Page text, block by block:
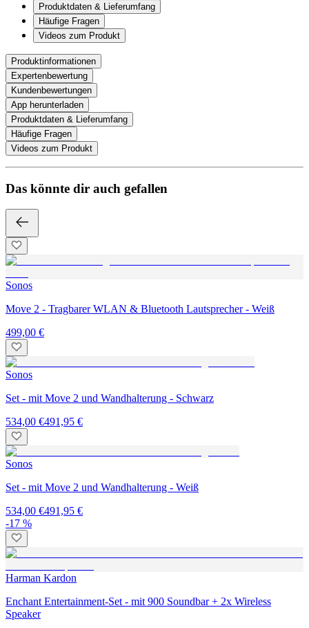
Produktdaten & Lieferumfang
Häufige Fragen
Videos zum Produkt
Produktinformationen
Expertenbewertung
Kundenbewertungen
App herunterladen
Produktdaten & Lieferumfang
Häufige Fragen
Videos zum Produkt
Das könnte dir auch gefallen
Sonos
Move 2 - Tragbarer WLAN & Bluetooth Lautsprecher - Weiß
499,00 €
Sonos
Set - mit Move 2 und Wandhalterung - Schwarz
534,00 €491,95 €
Sonos
Set - mit Move 2 und Wandhalterung - Weiß
534,00 €491,95 €
-17 %
Harman Kardon
Enchant Entertainment-Set - mit 900 Soundbar + 2x Wireless
Speaker